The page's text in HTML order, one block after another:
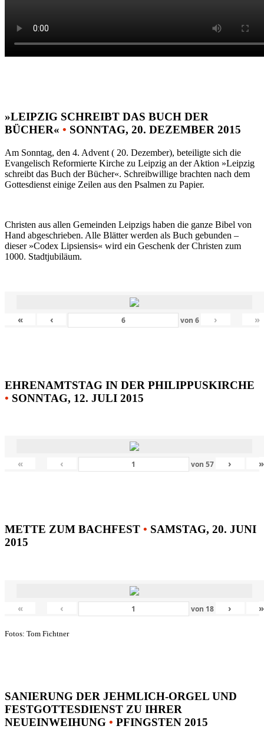
»LEIPZIG SCHREIBT DAS BUCH DER
BÜCHER« • SONNTAG, 20. DEZEMBER 2015
Am Sonntag, den 4. Advent ( 20. Dezember), beteiligte sich die
Evangelisch Reformierte Kirche zu Leipzig an der Aktion »Leipzig
schreibt das Buch der Bücher«. Schreibwillige brachten nach dem
Gottesdienst einige Zeilen aus den Psalmen zu Papier.
Christen aus allen Gemeinden Leipzigs haben die ganze Bibel von
Hand abgeschrieben. Alle Blätter werden als Buch gebunden –
dieser »Codex Lipsiensis« wird ein Geschenk der Christen zum
1000. Stadtjubiläum.
« ‹ von6 › »
EHRENAMTSTAG IN DER PHILIPPUSKIRCHE
• SONNTAG, 12. JULI 2015
« ‹ von 57 › »
METTE ZUM BACHFEST • SAMSTAG, 20. JUNI
2015
« ‹ von 18 › »
Fotos: Tom Fichtner
SANIERUNG DER JEHMLICH-ORGEL UND
FESTGOTTESDIENST ZU IHRER
NEUEINWEIHUNG • PFINGSTEN 2015